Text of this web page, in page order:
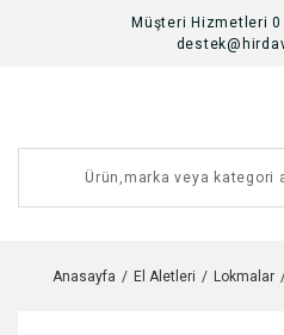
Müşteri Hizmetleri
Anasayfa El Aletleri Lokmalar